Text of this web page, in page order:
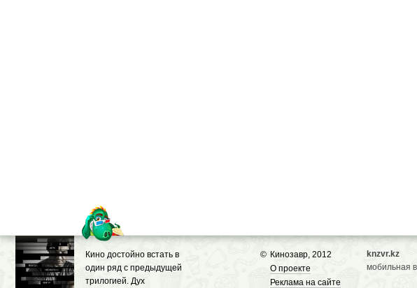
© Кинозавр, 2012
О проекте
Реклама на сайте
Кино достойно встать в
один ряд с предыдущей
трилогией. Дух
knzvr.kz
мобильная